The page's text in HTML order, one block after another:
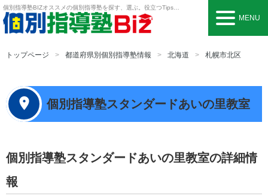
個別指導塾BIZオススメの個別指導塾を探す、選ぶ。役立つTipsも。
MENU
トップページ 都道府県別個別指導塾情報 北海道 札幌市北区
個別指導塾スタンダードあいの里教室
個別指導塾スタンダードあいの里教室の詳細情
報